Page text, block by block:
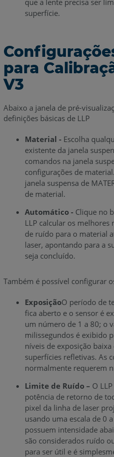
que a lente precisa ser
superfície.
para
V3
Abaixo a janela de pré-
definições básicas de LLP
Material -Escolha
existente da janela
comandos na janela
configurações de
janela suspensa de
de material.
Automático -Clique no
LLP calcular os
de ruído para o material
laser, apontando para a
seja concluído.
Também é possível configurar
ExposiçãoO período de
fica aberto e o sensor é
um número de 1 a 80; o
milissegundos é exibido
níveis de exposição
superfícies refletivas. As
normalmente requerem
Limite de Ruído – O
potência de retorno de
pixel da linha de laser
usando uma escala de 0
possuem intensidade
são considerados ruído
para ser útil e é